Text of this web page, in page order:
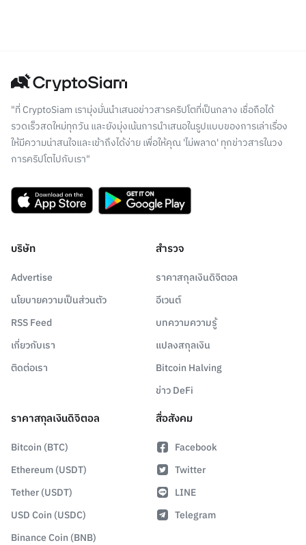
"ที่ CryptoSiam เรามุ่งมั่นนำเสนอข่าวสารคริปโตที่เป็นกลาง เชื่อถือได้
รวดเร็วสดใหม่ทุกวัน และยังมุ่งเน้นการนำเสนอในรูปแบบของการเล่าเรื่อง
ให้มีความน่าสนใจและเข้าถึงได้ง่าย เพื่อให้คุณ 'ไม่พลาด' ทุกข่าวสารในวง
การคริปโตไปกับเรา"
บริษัท
Advertise
นโยบายความเป็นส่วนตัว
RSS Feed
เกี่ยวกับเรา
ติดต่อเรา
สำรวจ
ราคาสกุลเงินดิจิตอล
อีเวนต์
บทความความรู้
แปลงสกุลเงิน
Bitcoin Halving
ข่าว DeFi
ราคาสกุลเงินดิจิตอล
Bitcoin (BTC)
Ethereum (USDT)
Tether (USDT)
USD Coin (USDC)
Binance Coin (BNB)
สื่อสังคม
Facebook
Twitter
LINE
Telegram